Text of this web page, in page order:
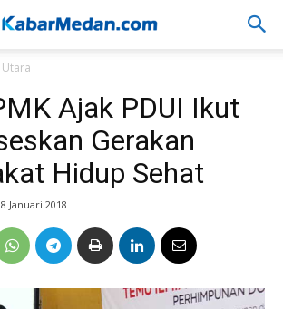
Ajak PDUI Ikut
Gerakan
Hidup Sehat
Januari 2018